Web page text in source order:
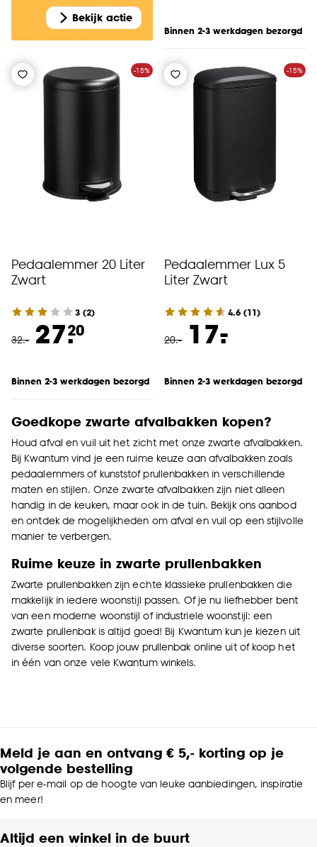
Bekijk actie
Binnen 2-3 werkdagen bezorgd
-15%
Pedaalemmer 20 Liter
Zwart
3 (2)
32.- 27.20
Binnen 2-3 werkdagen bezorgd
-15%
Pedaalemmer Lux 5
Liter Zwart
4.6 (11)
20.- 17.
-
Binnen 2-3 werkdagen bezorgd
Goedkope zwarte afvalbakken kopen?
Houd afval en vuil uit het zicht met onze zwarte afvalbakken.
Bij Kwantum vind je een ruime keuze aan afvalbakken zoals
pedaalemmers of kunststof prullenbakken in verschillende
maten en stijlen. Onze zwarte afvalbakken zijn niet alleen
handig in de keuken, maar ook in de tuin. Bekijk ons aanbod
en ontdek de mogelijkheden om afval en vuil op een stijlvolle
manier te verbergen.
Ruime keuze in zwarte prullenbakken
Zwarte prullenbakken zijn echte klassieke prullenbakken die
makkelijk in iedere woonstijl passen. Of je nu liefhebber bent
van een moderne woonstijl of industriele woonstijl: een
zwarte prullenbak is altijd goed! Bij Kwantum kun je kiezen uit
diverse soorten. Koop jouw prullenbak online uit of koop het
in één van onze vele Kwantum winkels.
Meld je aan en ontvang € 5,- korting op je
volgende bestelling
Blijf per e-mail op de hoogte van leuke aanbiedingen, inspiratie
en meer!
Altijd een winkel in de buurt